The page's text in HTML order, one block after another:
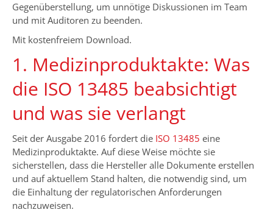
Gegenüberstellung, um unnötige Diskussionen im Team
und mit Auditoren zu beenden.
Mit kostenfreiem Download.
1. Medizinproduktakte: Was
die ISO 13485 beabsichtigt
und was sie verlangt
Seit der Ausgabe 2016 fordert die ISO 13485 eine
Medizinproduktakte. Auf diese Weise möchte sie
sicherstellen, dass die Hersteller alle Dokumente erstellen
und auf aktuellem Stand halten, die notwendig sind, um
die Einhaltung der regulatorischen Anforderungen
nachzuweisen.